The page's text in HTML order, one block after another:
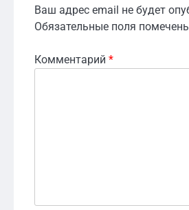
Ваш адрес email не будет
Обязательные поля
Комментарий *